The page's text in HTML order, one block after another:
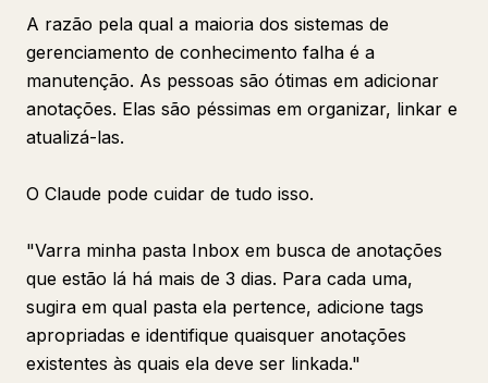
A razão pela qual a maioria dos sistemas de
gerenciamento de conhecimento falha é a
manutenção. As pessoas são ótimas em adicionar
anotações. Elas são péssimas em organizar, linkar e
atualizá-las.
O Claude pode cuidar de tudo isso.
"Varra minha pasta Inbox em busca de anotações
que estão lá há mais de 3 dias. Para cada uma,
sugira em qual pasta ela pertence, adicione tags
apropriadas e identifique quaisquer anotações
existentes às quais ela deve ser linkada."